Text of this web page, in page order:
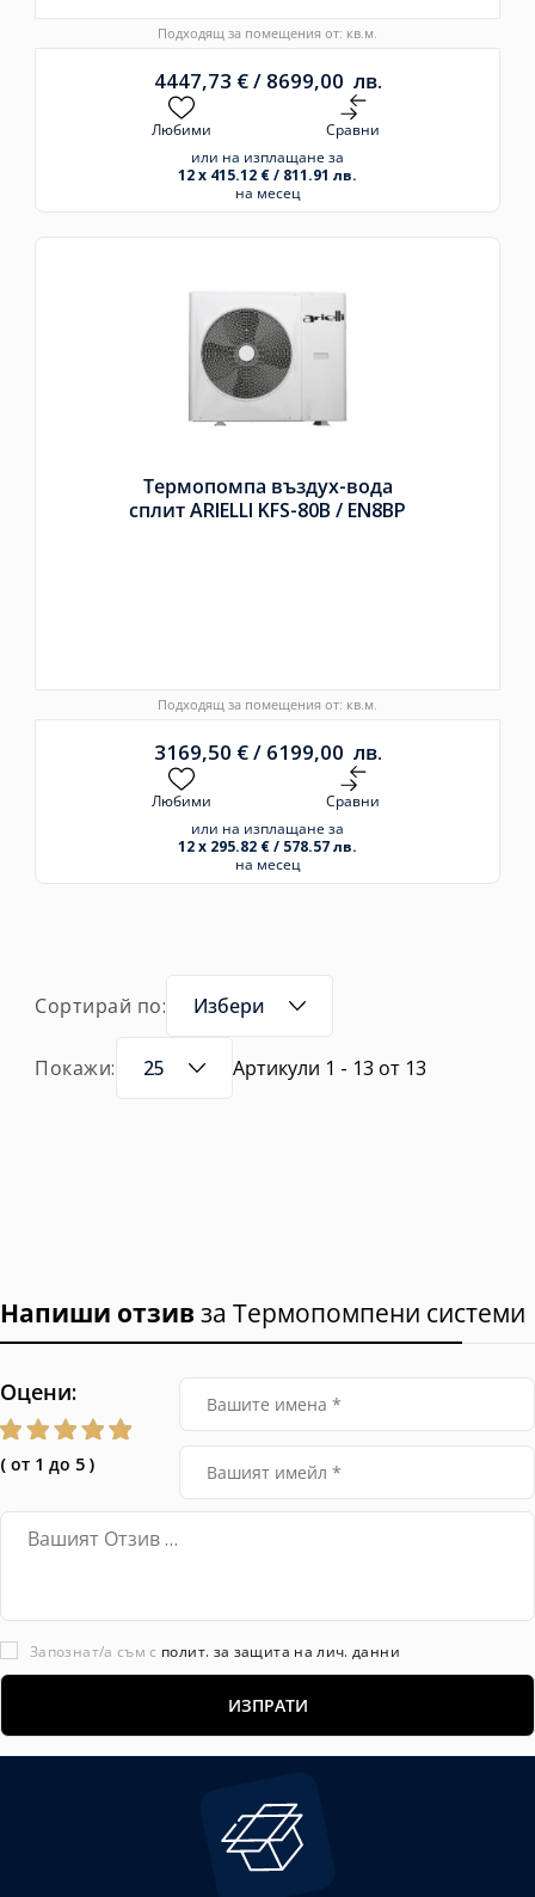
Подходящ за помещения от: кв.м.
4447,73 €/ 8699,00 лв.
Любими
Сравни
или на изплащане за
12 x 415.12 € / 811.91 лв.
на месец
Термопомпа въздух-вода
сплит ARIELLI KFS-80B / EN8BP
Подходящ за помещения от: кв.м.
3169,50 €/ 6199,00 лв.
Любими
Сравни
или на изплащане за
12 x 295.82 € / 578.57 лв.
на месец
Сортирай по: Избери
Покажи: 25 Артикули 1 - 13 от 13
Напиши отзивза Термопомпени системи
Оцени:
( от 1 до 5 )
Запознат/а съм с полит. за защита на лич. данни